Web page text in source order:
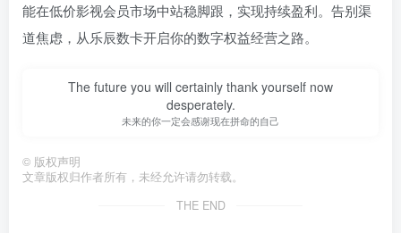
能在低价影视会员市场中站稳脚跟，实现持续盈利。告别渠
道焦虑，从乐辰数卡开启你的数字权益经营之路。
The future you will certainly thank yourself now
desperately.
未来的你一定会感谢现在拼命的自己
© 版权声明
文章版权归作者所有，未经允许请勿转载。
THE END